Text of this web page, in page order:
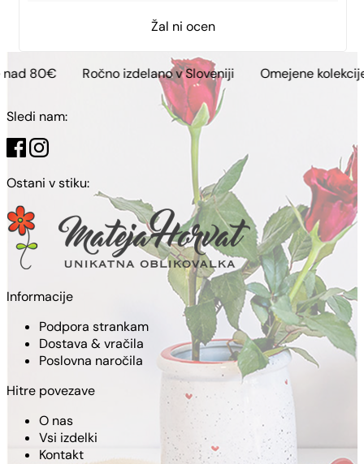
Žal ni ocen
Ročno izdelano v Sloveniji Omejene kolekcije
Sledi nam:
Ostani v stiku:
Informacije
Podpora strankam
Dostava & vračila
Poslovna naročila
Hitre povezave
O nas
Vsi izdelki
Kontakt